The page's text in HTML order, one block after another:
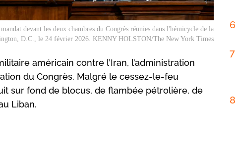
devant les deux chambres du Congrès réunies dans l'hémicycle de la
D.C., le 24 février 2026. KENNY HOLSTON/The New York Times
américain contre l’Iran, l’administration
du Congrès. Malgré le cessez-le-feu
sur fond de blocus, de flambée pétrolière, de
Liban.
6
7
8